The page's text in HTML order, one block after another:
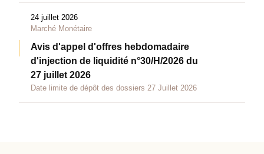
24 juillet 2026
Marché Monétaire
Avis d'appel d'offres hebdomadaire
d'injection de liquidité n°30/H/2026 du
27 juillet 2026
Date limite de dépôt des dossiers 27 Juillet 2026